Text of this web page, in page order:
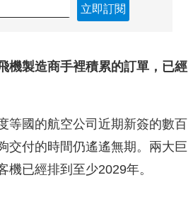
立即訂閱
機製造商手裡積累的訂單，已經
等國的航空公司近期新簽的數百
交付的時間仍遙遙無期。兩大巨
機已經排到至少2029年。